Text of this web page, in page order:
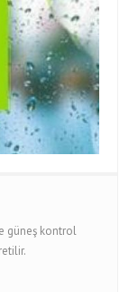
güneş kontrol